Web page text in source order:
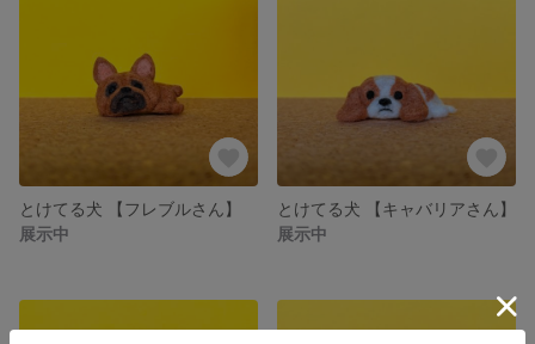
とけてる犬 【フレブルさん】
展示中
とけてる犬 【キャバリアさん】
展示中